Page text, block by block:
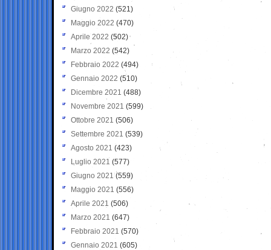
Giugno 2022 (521)
Maggio 2022 (470)
Aprile 2022 (502)
Marzo 2022 (542)
Febbraio 2022 (494)
Gennaio 2022 (510)
Dicembre 2021 (488)
Novembre 2021 (599)
Ottobre 2021 (506)
Settembre 2021 (539)
Agosto 2021 (423)
Luglio 2021 (577)
Giugno 2021(559)
Maggio 2021 (556)
Aprile 2021 (506)
Marzo 2021 (647)
Febbraio 2021 (570)
Gennaio 2021 (605)